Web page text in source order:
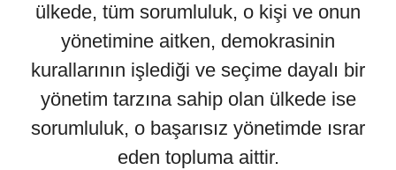
ülkede, tüm sorumluluk, o kişi ve onun
yönetimine aitken, demokrasinin
kurallarının işlediği ve seçime dayalı bir
yönetim tarzına sahip olan ülkede ise
sorumluluk, o başarısız yönetimde ısrar
eden topluma aittir.